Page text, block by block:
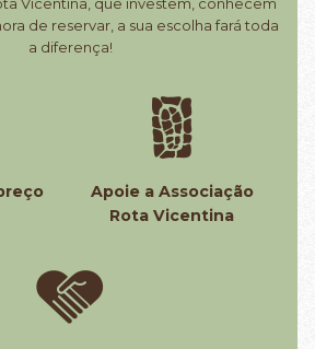
de reservar, a sua escolha fará toda
a diferença!
Apoie a Associação
Rota Vicentina